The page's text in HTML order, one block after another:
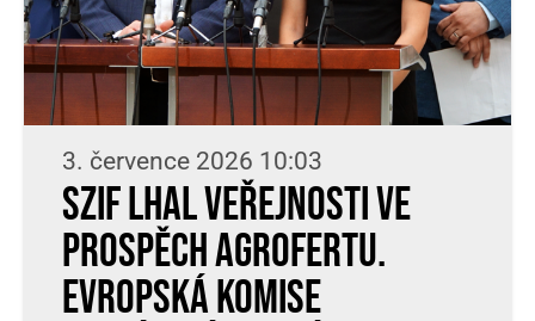
3. července 2026 10:03
SZIF lhal veřejnosti ve
prospěch Agrofertu.
Evropská komise